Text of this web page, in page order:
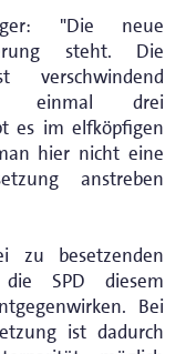
"Die neue
steht. Die
verschwindend
einmal drei
es im elfköpfigen
hier nicht eine
anstreben
zu besetzenden
SPD diesem
Bei
ist dadurch